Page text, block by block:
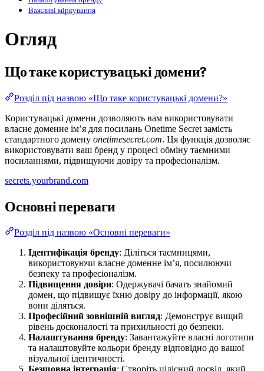
Важливі міркування
Огляд
Що таке користувацькі домени?
Розділ під назвою «Що таке користувацькі домени?»
Користувацькі домени дозволяють вам використовувати
власне доменне ім’я для посилань Onetime Secret замість
стандартного домену onetimesecret.com. Ця функція дозволяє
використовувати ваш бренд у процесі обміну таємними
посиланнями, підвищуючи довіру та професіоналізм.
secrets.yourbrand.com
Основні переваги
Розділ під назвою «Основні переваги»
Ідентифікація бренду: Діліться таємницями,
використовуючи власне доменне ім’я, посилюючи
безпеку та професіоналізм.
Підвищення довіри: Одержувачі бачать знайомий
домен, що підвищує їхню довіру до інформації, якою
вони діляться.
Професійний зовнішній вигляд: Демонструє вищий
рівень досконалості та прихильності до безпеки.
Налаштування бренду: Завантажуйте власні логотипи
та налаштовуйте кольори бренду відповідно до вашої
візуальної ідентичності.